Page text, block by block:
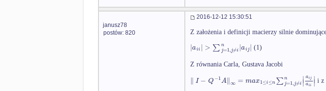
janusz78
postów: 820
2016-12-12 15:30:51
Z założenia i definicji macierzy silnie
|aii | > ∑ n
j=1,j≠i |aij| (1)
Z równania Carla, Gustava Jacobi
∥ I− Q−1A∥∞ = max1≤i≤n ∑n
j=1,j≠i ∣∣ aij
aii
∣∣ i z